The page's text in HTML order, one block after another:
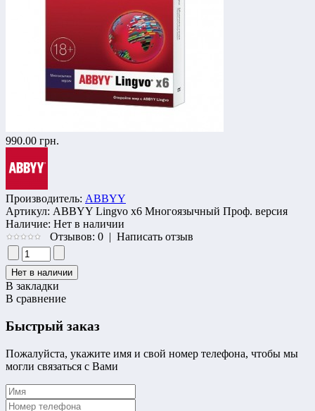
990.00 грн.
Производитель: ABBYY
Артикул: ABBYY Lingvo x6 Многоязычный Проф. версия
Наличие: Нет в наличии
Отзывов: 0 | Написать отзыв
В закладки
В сравнение
Быстрый заказ
Пожалуйста, укажите имя и свой номер телефона, чтобы мы
могли связаться с Вами